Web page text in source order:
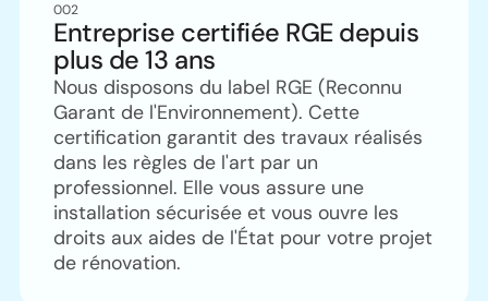
002
Entreprise certifiée RGE depuis
plus de 13 ans
Nous disposons du label RGE (Reconnu
Garant de l'Environnement). Cette
certification garantit des travaux réalisés
dans les règles de l'art par un
professionnel. Elle vous assure une
installation sécurisée et vous ouvre les
droits aux aides de l'État pour votre projet
de rénovation.